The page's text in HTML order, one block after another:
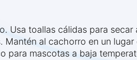
Usa toallas cálidas para secar
al cachorro en un lugar
para mascotas a baja